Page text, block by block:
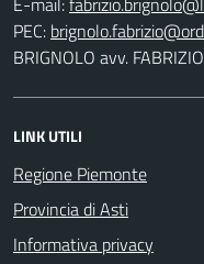
PEC:
BRIGNOLO avv. FABRIZIO
LINK UTILI
Regione Piemonte
Provincia di Asti
Informativa privacy